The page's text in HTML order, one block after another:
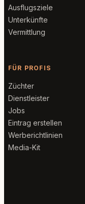
Ausflugsziele
Unterkünfte
Vermittlung
FÜR PROFIS
Züchter
Dienstleister
Jobs
Eintrag erstellen
Werberichtlinien
Media-Kit